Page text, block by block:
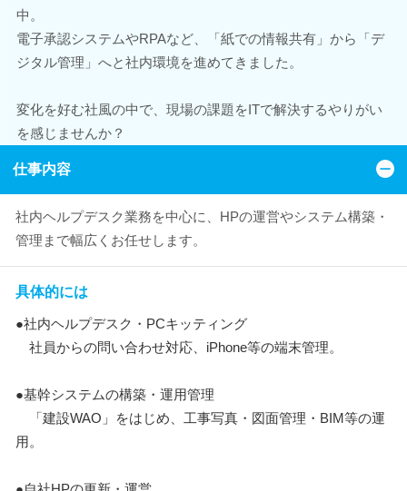
中。
電子承認システムやRPAなど、「紙での情報共有」から「デ
ジタル管理」へと社内環境を進めてきました。
変化を好む社風の中で、現場の課題をITで解決するやりがい
を感じませんか？
仕事内容
社内ヘルプデスク業務を中心に、HPの運営やシステム構築・
管理まで幅広くお任せします。
具体的には
●社内ヘルプデスク・PCキッティング
社員からの問い合わせ対応、iPhone等の端末管理。
●基幹システムの構築・運用管理
「建設WAO」をはじめ、工事写真・図面管理・BIM等の運
用。